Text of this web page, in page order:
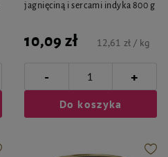
jagnięciną i sercami indyka 800 g
10,09 zł 12,61 zł / kg
- +
Do koszyka